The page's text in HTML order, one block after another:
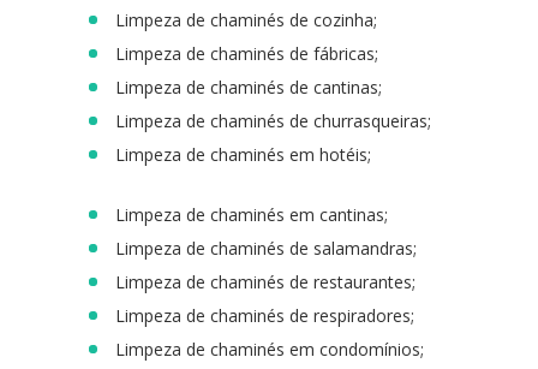
Limpeza de chaminés de cozinha;
Limpeza de chaminés de fábricas;
Limpeza de chaminés de cantinas;
Limpeza de chaminés de churrasqueiras;
Limpeza de chaminés em hotéis;
Limpeza de chaminés em cantinas;
Limpeza de chaminés de salamandras;
Limpeza de chaminés de restaurantes;
Limpeza de chaminés de respiradores;
Limpeza de chaminés em condomínios;